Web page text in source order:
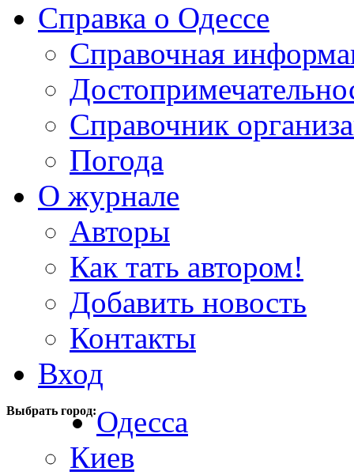
Справка о Одессе
Справочная
Справочник
Погода
О журнале
Авторы
Как тать автором!
Добавить новость
Контакты
Вход
Выбрать город:Одесса
Киев